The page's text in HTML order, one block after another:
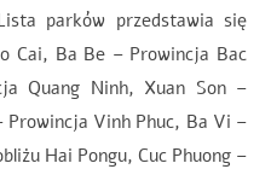
parków przedstawia się
Cai, Ba Be – Prowincja Bac
Quang Ninh, Xuan Son –
Prowincja Vinh Phuc, Ba Vi –
Hai Pongu, Cuc Phuong –